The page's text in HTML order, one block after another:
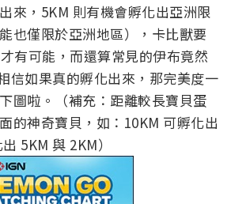
來，5KM 則有機會孵化出亞洲限
也僅限於亞洲地區），卡比獸要
有可能，而還算常見的伊布竟然
信如果真的孵化出來，那完美度一
圖啦。（補充：距離較長寶貝蛋
的神奇寶貝，如：10KM 可孵化出
5KM 與 2KM）